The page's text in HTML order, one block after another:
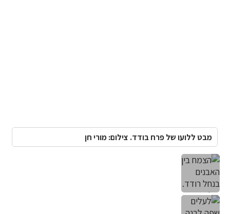
מבט ללועו של פרח בודד. צילום: מורי חן